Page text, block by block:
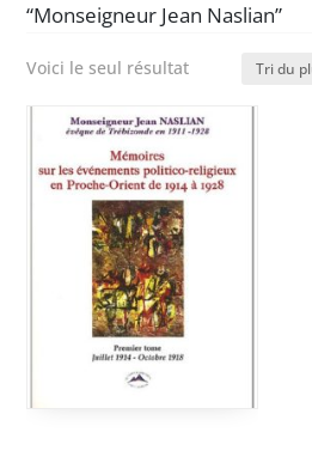
“Monseigneur Jean Naslian”
Voici le seul résultat